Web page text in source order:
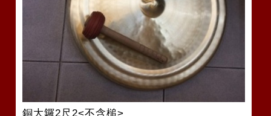
銅大鑼2尺2<不含槌>